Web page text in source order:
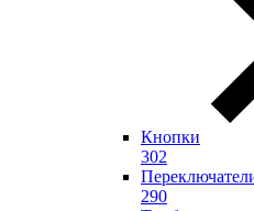
Кнопки
302
290